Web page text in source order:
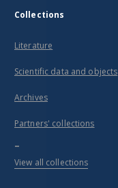
Collections
Literature
Scientific data and objects
Archives
Partners' collections
...
View all collections